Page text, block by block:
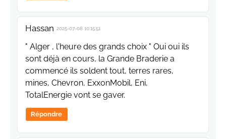
Hassan 2025-07-08 10:15:51
" Alger , l'heure des grands choix " Oui oui ils
sont déjà en cours, la Grande Braderie a
commencé ils soldent tout, terres rares,
mines, Chevron, ExxonMobil, Eni,
TotalEnergie vont se gaver.
Répondre